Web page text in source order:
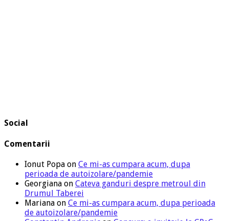
Social
Comentarii
Ionut Popa on Ce mi-as cumpara acum, dupa
perioada de autoizolare/pandemie
Georgiana on Cateva ganduri despre metroul din
Drumul Taberei
Mariana on Ce mi-as cumpara acum, dupa perioada
de autoizolare/pandemie